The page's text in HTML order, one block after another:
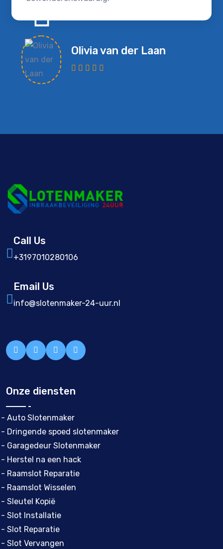
Olivia van der Laan
Call Us
+3197010280106
Email Us
info@slotenmaker-24-uur.nl
Onze diensten
- Auto Slotenmaker
- Dringende spoed slotenmaker
- Garagedeur Slotenmaker
- Herstel na een hack
- Raamslot Reparatie
- Raamslot Wisselen
- Sleutel Kopië
- Slot Installatie
- Slot Reparatie
- Slot Vervangen